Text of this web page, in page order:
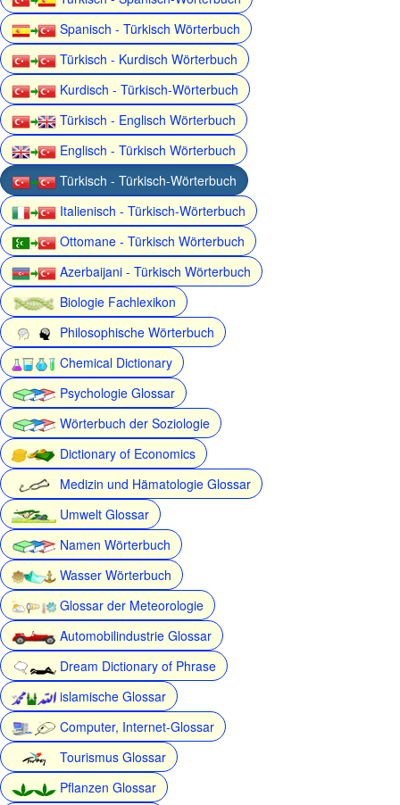
Spanisch - Türkisch Wörterbuch
Türkisch - Kurdisch Wörterbuch
Kurdisch - Türkisch-Wörterbuch
Türkisch - Englisch Wörterbuch
Englisch - Türkisch Wörterbuch
Türkisch - Türkisch-Wörterbuch
Italienisch - Türkisch-Wörterbuch
Ottomane - Türkisch Wörterbuch
Azerbaijani - Türkisch Wörterbuch
Biologie Fachlexikon
Philosophische Wörterbuch
Chemical Dictionary
Psychologie Glossar
Wörterbuch der Soziologie
Dictionary of Economics
Medizin und Hämatologie Glossar
Umwelt Glossar
Namen Wörterbuch
Wasser Wörterbuch
Glossar der Meteorologie
Automobilindustrie Glossar
Dream Dictionary of Phrase
islamische Glossar
Computer, Internet-Glossar
Tourismus Glossar
Pflanzen Glossar